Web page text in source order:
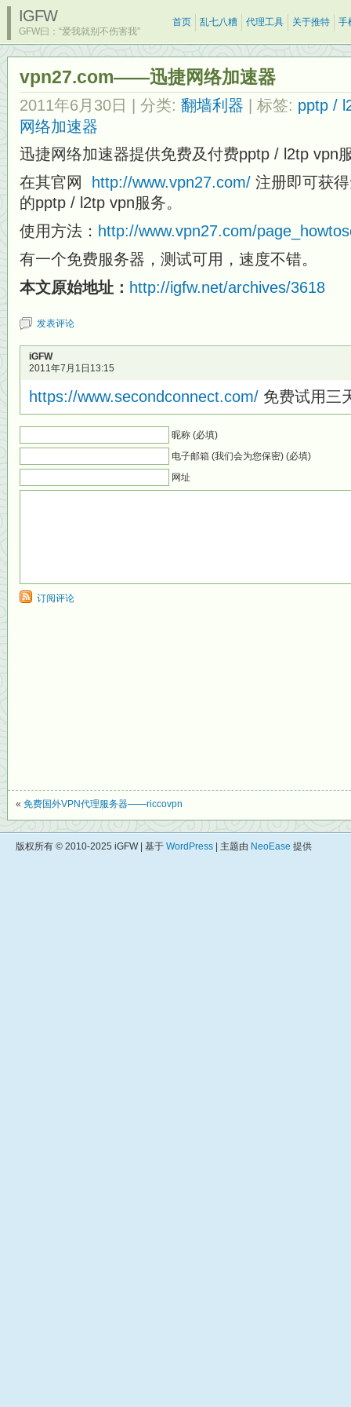
IGFW
GFW曰：“爱我就别不伤害我”
首页 乱七八糟 代理工具 关于推特 手
vpn27.com——迅捷网络加速器
2011年6月30日 | 分类: 翻墙利器 | 标签: pptp /
网络加速器
迅捷网络加速器提供免费及付费pptp / l2tp vpn
在其官网
http://www.vpn27.com/ 注册即可获
的pptp / l2tp vpn服务。
使用方法： http://www.vpn27.com/
有一个免费服务器，测试可用，速度不错。
本文原始地址： http://igfw.net/archives/3618
发表评论
iGFW
2011年7月1日13:15
https://www.secondconnect.com/ 免费试用三
昵称 (必填)
电子邮箱 (我们会为您保密) (必填)
网址
订阅评论
« 免费国外VPN代理服务器——riccovpn
版权所有 © 2010-2025 iGFW | 基于 WordPress | 主题由 NeoEase 提供